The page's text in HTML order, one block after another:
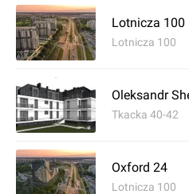
Lotnicza 100
Lotnicza 100
Oleksandr
Tkacka 40-42
Oxford 24
Lotnicza 100